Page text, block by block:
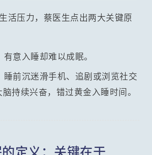
活压力，蔡医生点出两大关键原
意入睡却难以成眠。
睡前沉迷滑手机、追剧或浏览社交
持续兴奋，错过黄金入睡时间。
定义：关键在于